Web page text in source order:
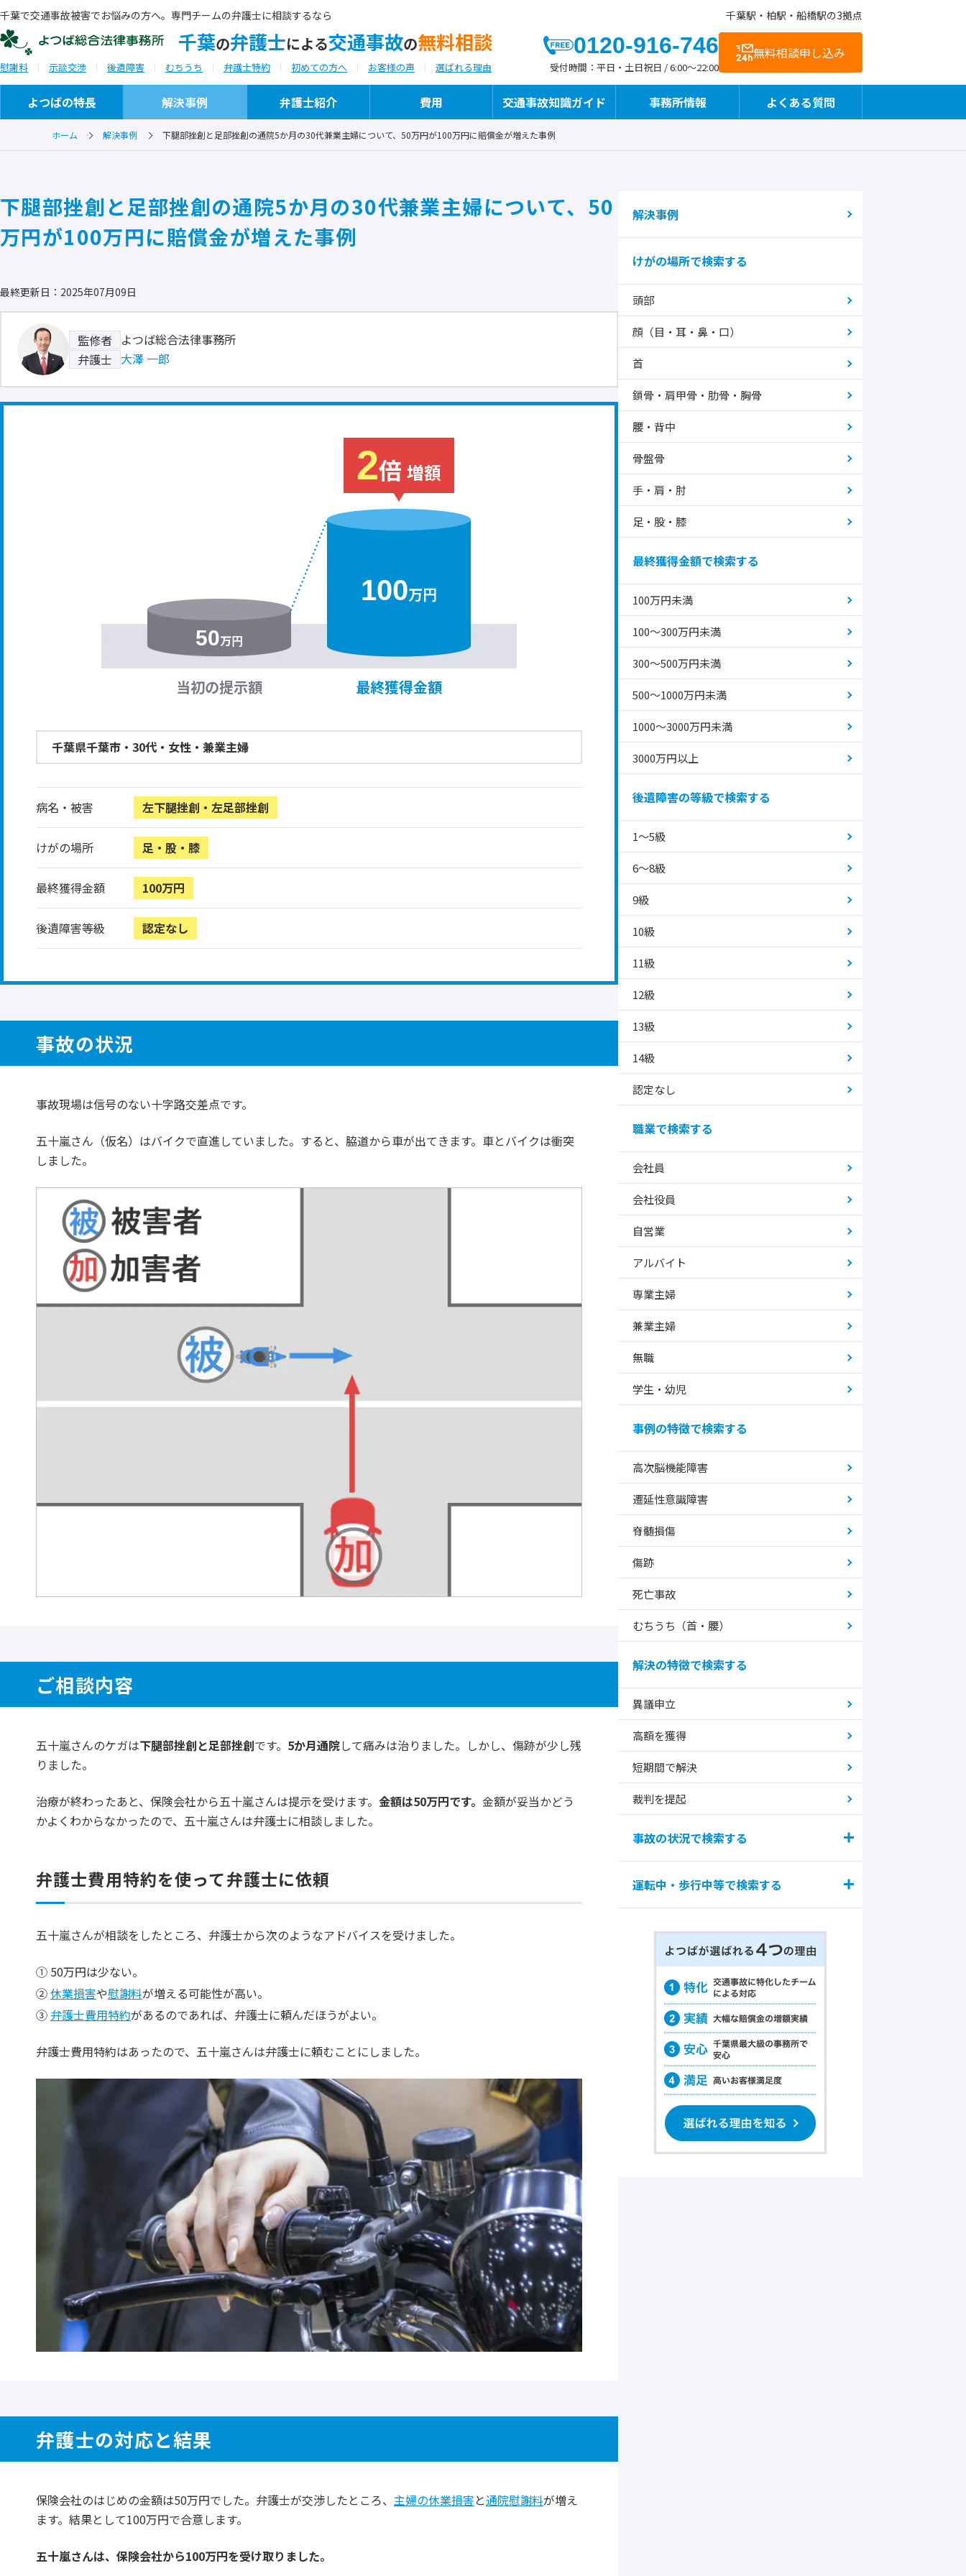
千葉で交通事故被害でお悩みの方へ。専門チームの弁護士に相談するなら
千葉の弁護士による交通事故の無料相談
千葉駅・柏駅・船橋駅の3拠点
慰謝料 示談交渉 後遺障害 むちうち 弁護士特約 初めての方へ お客様の声 選ばれる理由
0120-916-746
受付時間： 平日・土日祝日 / 6:00～22:00
無料相談申し込み
よつばの特長
ご相談実例
よつばの交通事故への「想い」と「こだわ
り」
整骨院様向けサービス
解決事例 弁護士紹介 費用 交通事故知識ガイド 事務所情報
セミナー・研修会講師 執筆・メディア掲載
よくある質問
ホーム 解決事例 下腿部挫創と足部挫創の通院5か月の30代兼業主婦について、50万円が100万円に賠償金が増えた事例
下腿部挫創と足部挫創の通院5か月の30代兼業主婦について、50
万円が100万円に賠償金が増えた事例
最終更新日：2025年07月09日
監修者
よつば総合法律事務所
弁護士 大澤 一郎
当初の提示額
50万円
最終獲得金額
100万円
2倍 増額
千葉県千葉市・30代・女性・兼業主婦
病名・被害 左下腿挫創・左足部挫創
けがの場所 足・股・膝
最終獲得金額 100万円
後遺障害等級 認定なし
事故の状況
事故現場は信号のない十字路交差点です。
五十嵐さん（仮名）はバイクで直進していました。すると、脇道から車が出てきます。車とバイクは衝突
しました。
ご相談内容
五十嵐さんのケガは下腿部挫創と足部挫創です。 5か月通院して痛みは治りました。しかし、傷跡が少し残
りました。
治療が終わったあと、保険会社から五十嵐さんは提示を受けます。 金額は50万円です。 金額が妥当かどう
かよくわからなかったので、五十嵐さんは弁護士に相談しました。
弁護士費用特約を使って弁護士に依頼
五十嵐さんが相談をしたところ、弁護士から次のようなアドバイスを受けました。
50万円は少ない。
休業損害や慰謝料が増える可能性が高い。
弁護士費用特約があるのであれば、弁護士に頼んだほうがよい。
弁護士費用特約はあったので、五十嵐さんは弁護士に頼むことにしました。
弁護士の対応と結果
保険会社のはじめの金額は50万円でした。弁護士が交渉したところ、 主婦の休業損害と通院慰謝料が増え
ます。結果として100万円で合意します。
五十嵐さんは、保険会社から100万円を受け取りました。
解決事例
けがの場所で検索する
頭部
顔（目・耳・鼻・口）
首
鎖骨・肩甲骨・肋骨・胸骨
腰・背中
骨盤骨
手・肩・肘
足・股・膝
最終獲得金額で検索する
100万円未満
100～300万円未満
300～500万円未満
500～1000万円未満
1000～3000万円未満
3000万円以上
後遺障害の等級で検索する
1～5級
6～8級
9級
10級
11級
12級
13級
14級
認定なし
職業で検索する
会社員
会社役員
自営業
アルバイト
専業主婦
兼業主婦
無職
学生・幼児
事例の特徴で検索する
高次脳機能障害
遷延性意識障害
脊髄損傷
傷跡
死亡事故
むちうち（首・腰）
解決の特徴で検索する
異議申立
高額を獲得
短期間で解決
裁判を提起
事故の状況で検索する
運転中・歩行中等で検索する